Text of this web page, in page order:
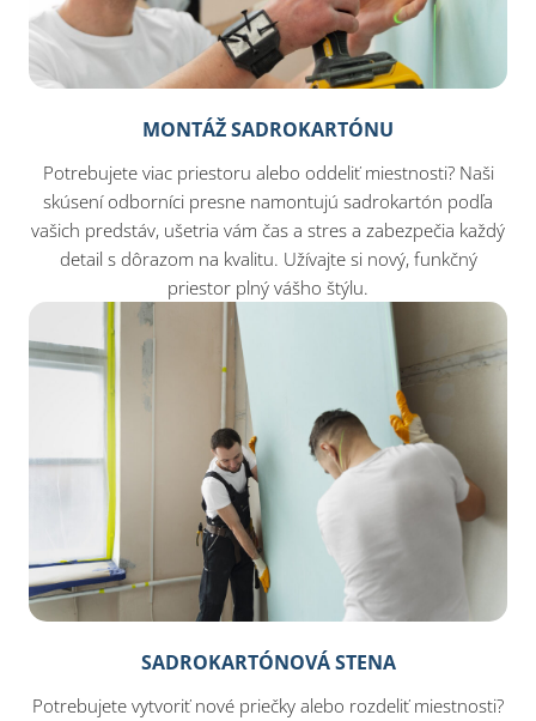
MONTÁŽ SADROKARTÓNU
Potrebujete viac priestoru alebo oddeliť miestnosti? Naši
skúsení odborníci presne namontujú sadrokartón podľa
vašich predstáv, ušetria vám čas a stres a zabezpečia každý
detail s dôrazom na kvalitu. Užívajte si nový, funkčný
priestor plný vášho štýlu.
SADROKARTÓNOVÁ STENA
Potrebujete vytvoriť nové priečky alebo rozdeliť miestnosti?